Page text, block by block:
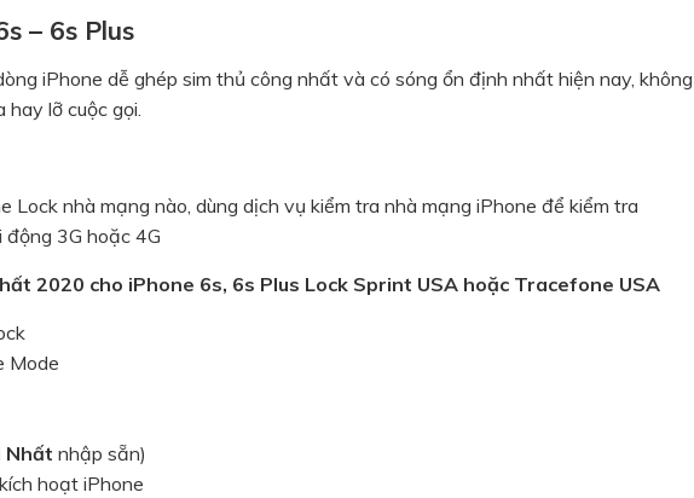
– 6s Plus
iPhone dễ ghép sim thủ công nhất và có sóng ổn định nhất hiện nay, không
lỡ cuộc gọi.
Lock nhà mạng nào, dùng dịch vụ kiểm tra nhà mạng iPhone để kiểm tra
động 3G hoặc 4G
2020 cho iPhone 6s, 6s Plus Lock Sprint USA hoặc Tracefone USA
Mode
Nhất nhập sẵn)
hoạt iPhone